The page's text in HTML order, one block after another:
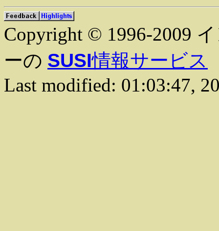
Copyright © 1996-2009
ーの SUSI情報サービス
Last modified: 01:03:47,